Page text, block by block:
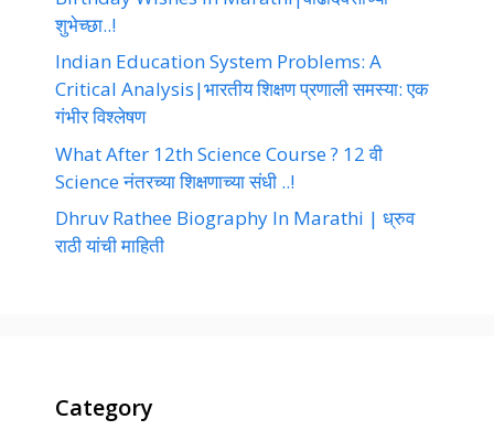
शुभेच्छा..!
Indian Education System Problems: A
Critical Analysis|भारतीय शिक्षण प्रणाली समस्या: एक
गंभीर विश्लेषण
What After 12th Science Course ? 12 वी
Science नंतरच्या शिक्षणाच्या संधी ..!
Dhruv Rathee Biography In Marathi | ध्रुव
राठी यांची माहिती
Category